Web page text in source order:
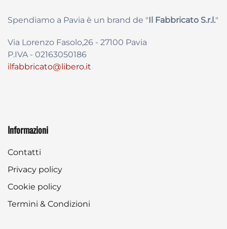
Spendiamo a Pavia è un brand de "Il Fabbricato S.r.l."
Via Lorenzo Fasolo,26 - 27100 Pavia
P.IVA - 02163050186
ilfabbricato@libero.it
Informazioni
Contatti
Privacy policy
Cookie policy
Termini & Condizioni